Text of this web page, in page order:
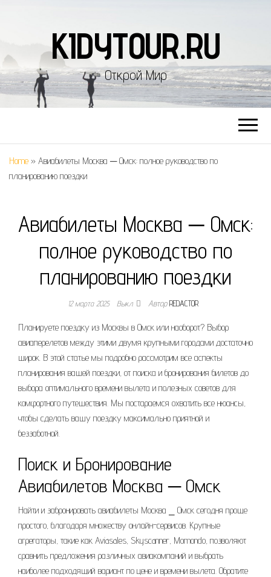
KIDYTOUR.RU
Открой Мир
Home » Авиабилеты Москва ─ Омск: полное руководство по
планированию поездки
Авиабилеты Москва ─ Омск:
полное руководство по
планированию поездки
12 марта 2025 Выкл. АвторREDACTOR
Планируете поездку из Москвы в Омск или наоборот? Выбор
авиаперелетов между этими двумя крупными городами достаточно
широк. В этой статье мы подробно рассмотрим все аспекты
планирования вашей поездки, от поиска и бронирования билетов до
выбора оптимального времени вылета и полезных советов для
комфортного путешествия. Мы постараемся охватить все нюансы,
чтобы сделать вашу поездку максимально приятной и
беззаботной.
Поиск и Бронирование
Авиабилетов Москва ─ Омск
Найти и забронировать авиабилеты Москва ⎯ Омск сегодня проще
простого, благодаря множеству онлайн-сервисов. Крупные
агрегаторы, такие как Aviasales, Skyscanner, Momondo, позволяют
сравнить предложения различных авиакомпаний и выбрать
наиболее подходящий вариант по цене и времени вылета. Обратите